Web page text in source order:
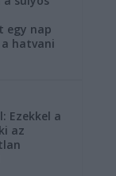
egy nap
hatvani
Ezekkel a
az